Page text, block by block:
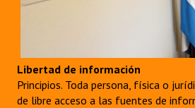
Libertad de información
Principios. Toda persona, física o
de libre acceso a las fuentes de